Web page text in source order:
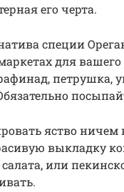
его черта.
специи
для вашего
петрушка,
яство
выкладку
или